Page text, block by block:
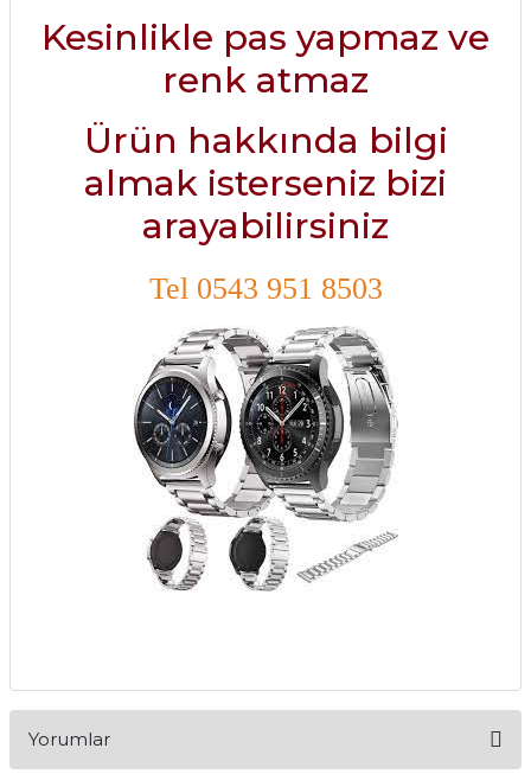
Kesinlikle pas yapmaz ve
renk atmaz
Ürün hakkında bilgi
almak isterseniz bizi
arayabilirsiniz
Tel 0543 951 8503
Yorumlar